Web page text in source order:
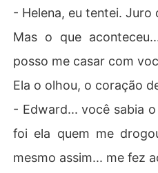
- Helena, eu tentei. Juro
Mas o que
posso me casar com
Ela o olhou, o coração
- Edward... você sabia
foi ela quem me
mesmo assim... me fez